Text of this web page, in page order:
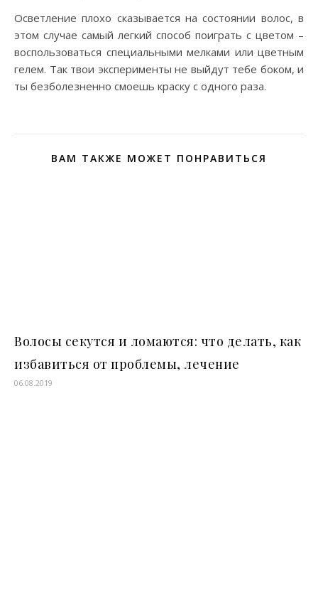
Осветление плохо сказывается на состоянии волос, в
этом случае самый легкий способ поиграть с цветом –
воспользоваться специальными мелками или цветным
гелем. Так твои эксперименты не выйдут тебе боком, и
ты безболезненно смоешь краску с одного раза.
ВАМ ТАКЖЕ МОЖЕТ ПОНРАВИТЬСЯ
Волосы секутся и ломаются: что делать, как
избавиться от проблемы, лечение
06.08.2019